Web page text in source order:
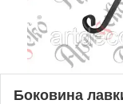
Боковина